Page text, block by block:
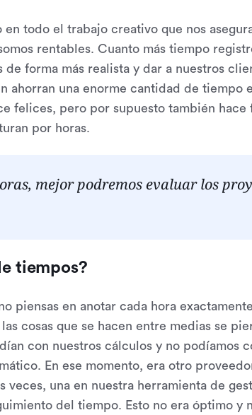
todo el trabajo creativo que nos
rentables. Cuanto más tiempo
forma más realista y dar a nuestros
ahorran una enorme cantidad de tiempo
felices, pero por supuesto también hace
por horas.
mejor podremos evaluar los
tiempos?
piensas en anotar cada hora
cosas que se hacen entre medias se
con nuestros cálculos y no podíamos
En ese momento, era otro
una en nuestra herramienta de
del tiempo. Esto no era óptimo y